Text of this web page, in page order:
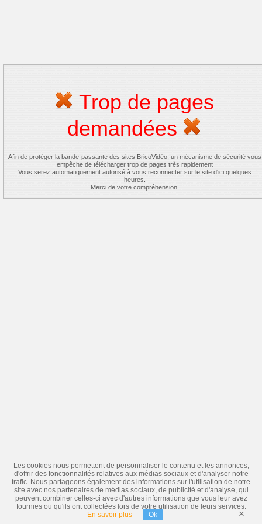
Trop de pages
demandées
Afin de protéger la bande-passante des sites BricoVidéo, un mécanisme de sécurité vous
empêche de télécharger trop de pages très rapidement
Vous serez automatiquement autorisé à vous reconnecter sur le site d'ici quelques
heures.
Merci de votre compréhension.
Les cookies nous permettent de personnaliser le contenu et les annonces,
d'offrir des fonctionnalités relatives aux médias sociaux et d'analyser notre
trafic. Nous partageons également des informations sur l'utilisation de notre
site avec nos partenaires de médias sociaux, de publicité et d'analyse, qui
peuvent combiner celles-ci avec d'autres informations que vous leur avez
fournies ou qu'ils ont collectées lors de votre utilisation de leurs services.
En savoir plus
Ok ×